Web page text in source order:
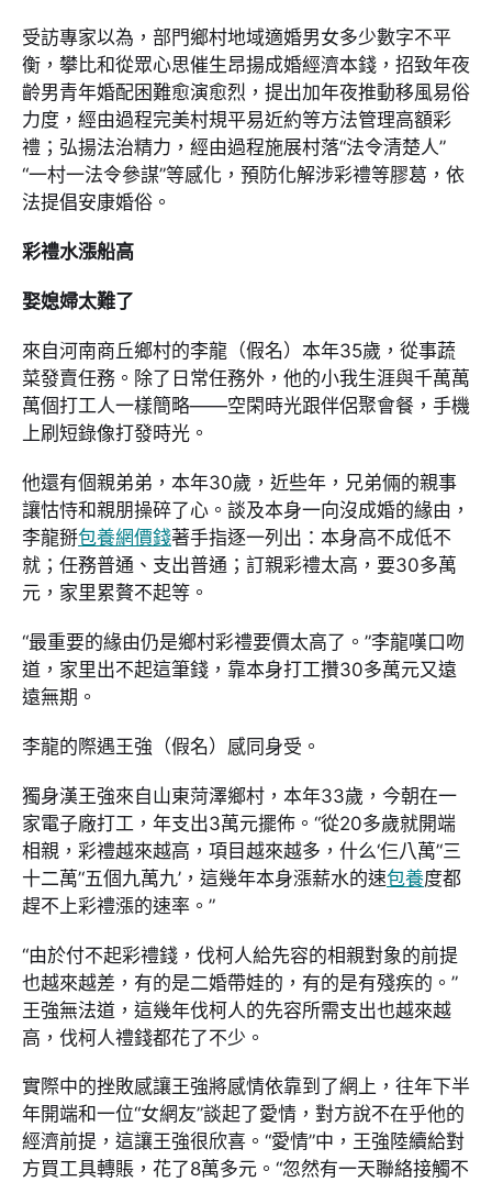
受訪專家以為，部門鄉村地域適婚男女多少數字不平
衡，攀比和從眾心思催生昂揚成婚經濟本錢，招致年夜
齡男青年婚配困難愈演愈烈，提出加年夜推動移風易俗
力度，經由過程完美村規平易近約等方法管理高額彩
禮；弘揚法治精力，經由過程施展村落“法令清楚人”
“一村一法令參謀”等感化，預防化解涉彩禮等膠葛，依
法提倡安康婚俗。
彩禮水漲船高
娶媳婦太難了
來自河南商丘鄉村的李龍（假名）本年35歲，從事蔬
菜發賣任務。除了日常任務外，他的小我生涯與千萬萬
萬個打工人一樣簡略——空閑時光跟伴侶聚會餐，手機
上刷短錄像打發時光。
他還有個親弟弟，本年30歲，近些年，兄弟倆的親事
讓怙恃和親朋操碎了心。談及本身一向沒成婚的緣由，
李龍掰包養網價錢著手指逐一列出：本身高不成低不
就；任務普通、支出普通；訂親彩禮太高，要30多萬
元，家里累贅不起等。
“最重要的緣由仍是鄉村彩禮要價太高了。”李龍嘆口吻
道，家里出不起這筆錢，靠本身打工攢30多萬元又遠
遠無期。
李龍的際遇王強（假名）感同身受。
獨身漢王強來自山東菏澤鄉村，本年33歲，今朝在一
家電子廠打工，年支出3萬元擺佈。“從20多歲就開端
相親，彩禮越來越高，項目越來越多，什么‘仨八萬’‘三
十二萬’‘五個九萬九’，這幾年本身漲薪水的速包養度都
趕不上彩禮漲的速率。”
“由於付不起彩禮錢，伐柯人給先容的相親對象的前提
也越來越差，有的是二婚帶娃的，有的是有殘疾的。”
王強無法道，這幾年伐柯人的先容所需支出也越來越
高，伐柯人禮錢都花了不少。
實際中的挫敗感讓王強將感情依靠到了網上，往年下半
年開端和一位“女網友”談起了愛情，對方說不在乎他的
經濟前提，這讓王強很欣喜。“愛情”中，王強陸續給對
方買工具轉賬，花了8萬多元。“忽然有一天聯絡接觸不